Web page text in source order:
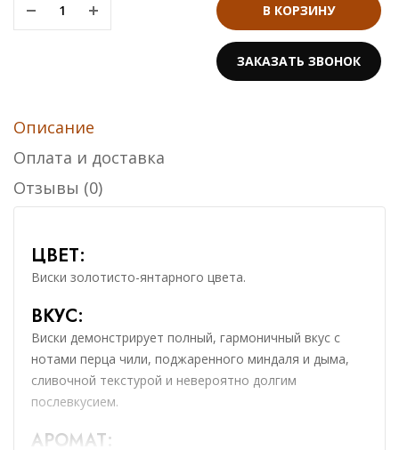
В КОРЗИНУ
ЗАКАЗАТЬ ЗВОНОК
Описание
Оплата и доставка
Отзывы (0)
ЦВЕТ:
Виски золотисто-янтарного цвета.
ВКУС:
Виски демонстрирует полный, гармоничный вкус с
нотами перца чили, поджаренного миндаля и дыма,
сливочной текстурой и невероятно долгим
послевкусием.
АРОМАТ:
EVAN WILLIAMS SINGLE BARREL VINTAGE 43,3%
3 года